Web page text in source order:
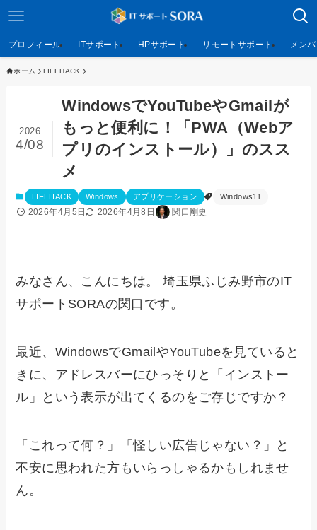
プロフィール ITサポート HPサポート リモートサポート メン
ホーム LIFEHACK
WindowsでYouTubeやGmailが
もっと便利に！「PWA（Webア
プリのインストール）」のスス
メ
2026
4/08
LIFEHACK Windows アプリケーション Windows11
2026年4月5日 2026年4月8日 関口剛史
みなさん、こんにちは。 埼玉県ふじみ野市のIT
サポートSORAの関口です。
最近、WindowsでGmailやYouTubeを見ていると
きに、アドレスバーにひっそりと「インストー
ル」という表示が出てくるのをご存じですか？
「これって何？」「怪しい広告じゃない？」と
不安に思われた方もいらっしゃるかもしれませ
ん。